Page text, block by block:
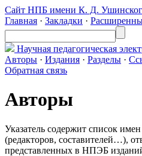
Сайт НПБ имени К. Д.
Главная · Закладки ·
Научная педагогическая
Авторы · Издания · Разделы ·
Обратная связь
Авторы
Указатель содержит список
(редакторов, составителей…),
представленных в НПЭБ